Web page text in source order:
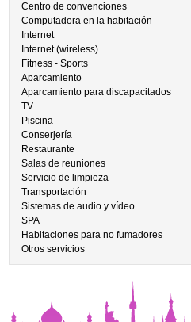
Centro de convenciones
Computadora en la habitación
Internet
Internet (wireless)
Fitness - Sports
Aparcamiento
Aparcamiento para discapacitados
TV
Piscina
Conserjería
Restaurante
Salas de reuniones
Servicio de limpieza
Transportación
Sistemas de audio y vídeo
SPA
Habitaciones para no fumadores
Otros servicios